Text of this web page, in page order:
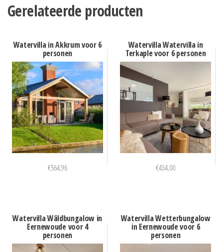
Gerelateerde producten
Watervilla in Akkrum voor 6
personen
€564,96
Watervilla Watervilla in
Terkaple voor 6 personen
€434,00
Watervilla Wâldbungalow in
Eernewoude voor 4
personen
Watervilla Wetterbungalow
in Eernewoude voor 6
personen